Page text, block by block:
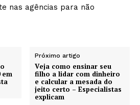
nas agências para não
em
Próximo artigo
Veja como ensinar seu
filho a lidar com dinheiro
e calcular a mesada do
jeito certo – Especialistas
explicam